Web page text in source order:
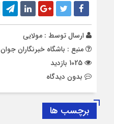
ارسال توسط : مولایی
منبع : باشگاه خبرنگاران جوان
بدون دیدگاه
برچسب ها